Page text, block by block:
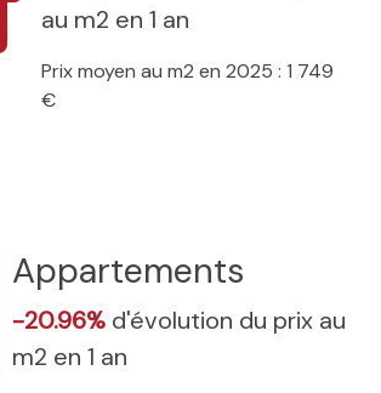
au m2 en 1 an
Prix moyen au m2 en 2025 : 1 749
€
Appartements
-20.96% d'évolution du prix au
m2 en 1 an